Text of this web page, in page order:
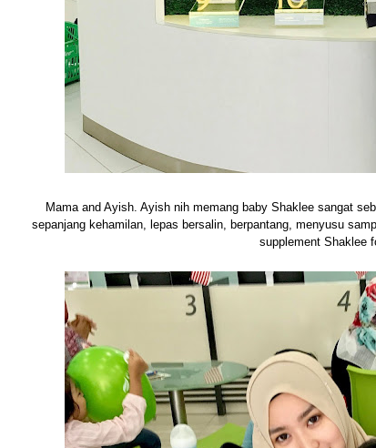
Mama and Ayish. Ayish nih memang baby Shaklee sangat
sepanjang kehamilan, lepas bersalin, berpantang, menyusu
supplement Shaklee